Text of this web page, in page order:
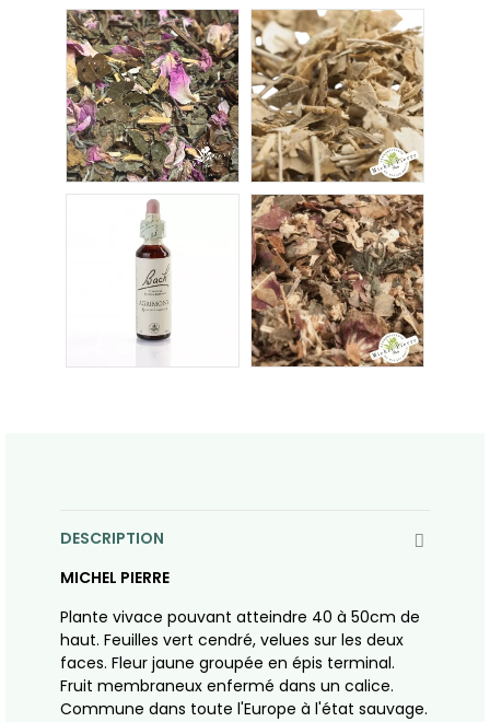
DESCRIPTION
MICHEL PIERRE
Plante vivace pouvant atteindre 40 à 50cm de
haut. Feuilles vert cendré, velues sur les deux
faces. Fleur jaune groupée en épis terminal.
Fruit membraneux enfermé dans un calice.
Commune dans toute l'Europe à l'état sauvage.